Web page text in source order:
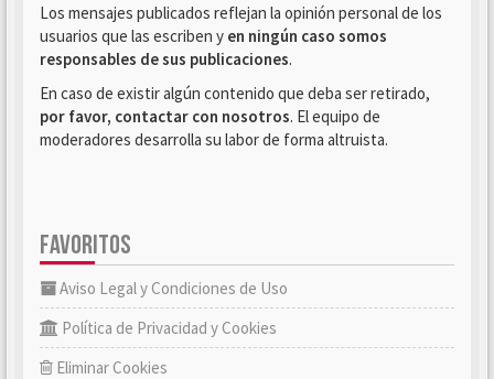
Los mensajes publicados reflejan la opinión personal de los
usuarios que las escriben y en ningún caso somos
responsables de sus publicaciones.
En caso de existir algún contenido que deba ser retirado,
por favor, contactar con nosotros. El equipo de
moderadores desarrolla su labor de forma altruista.
FAVORITOS
Aviso Legal y Condiciones de Uso
Política de Privacidad y Cookies
Eliminar Cookies